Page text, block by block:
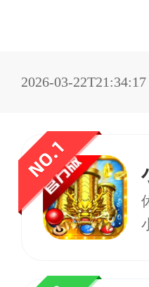
2026-03-22T21:34:17